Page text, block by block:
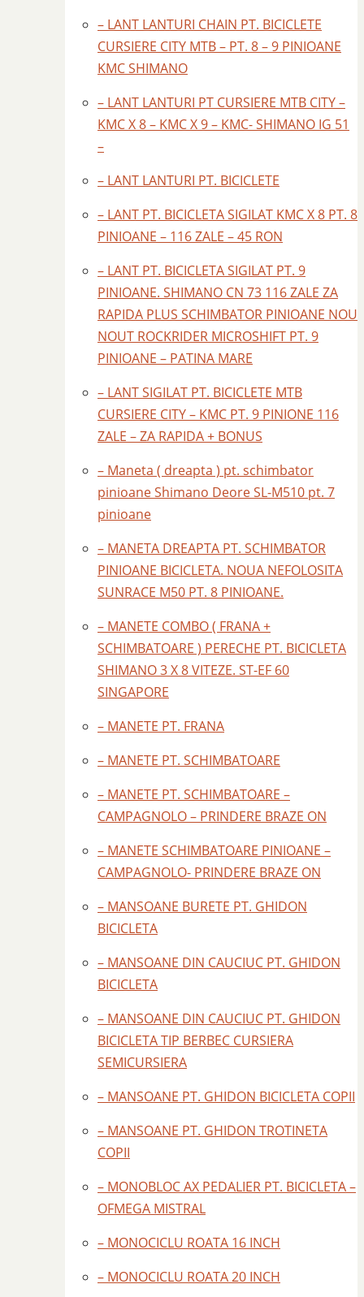
– LANT LANTURI CHAIN PT. BICICLETE
CURSIERE CITY MTB – PT. 8 – 9 PINIOANE
KMC SHIMANO
– LANT LANTURI PT CURSIERE MTB CITY –
KMC X 8 – KMC X 9 – KMC- SHIMANO IG 51
–
– LANT LANTURI PT. BICICLETE
– LANT PT. BICICLETA SIGILAT KMC X 8 PT. 8
PINIOANE – 116 ZALE – 45 RON
– LANT PT. BICICLETA SIGILAT PT. 9
PINIOANE. SHIMANO CN 73 116 ZALE ZA
RAPIDA PLUS SCHIMBATOR PINIOANE NOU
NOUT ROCKRIDER MICROSHIFT PT. 9
PINIOANE – PATINA MARE
– LANT SIGILAT PT. BICICLETE MTB
CURSIERE CITY – KMC PT. 9 PINIONE 116
ZALE – ZA RAPIDA + BONUS
– Maneta ( dreapta ) pt. schimbator
pinioane Shimano Deore SL-M510 pt. 7
pinioane
– MANETA DREAPTA PT. SCHIMBATOR
PINIOANE BICICLETA. NOUA NEFOLOSITA
SUNRACE M50 PT. 8 PINIOANE.
– MANETE COMBO ( FRANA +
SCHIMBATOARE ) PERECHE PT. BICICLETA
SHIMANO 3 X 8 VITEZE. ST-EF 60
SINGAPORE
– MANETE PT. FRANA
– MANETE PT. SCHIMBATOARE
– MANETE PT. SCHIMBATOARE –
CAMPAGNOLO – PRINDERE BRAZE ON
– MANETE SCHIMBATOARE PINIOANE –
CAMPAGNOLO- PRINDERE BRAZE ON
– MANSOANE BURETE PT. GHIDON
BICICLETA
– MANSOANE DIN CAUCIUC PT. GHIDON
BICICLETA
– MANSOANE DIN CAUCIUC PT. GHIDON
BICICLETA TIP BERBEC CURSIERA
SEMICURSIERA
– MANSOANE PT. GHIDON BICICLETA COPII
– MANSOANE PT. GHIDON TROTINETA
COPII
– MONOBLOC AX PEDALIER PT. BICICLETA –
OFMEGA MISTRAL
– MONOCICLU ROATA 16 INCH
– MONOCICLU ROATA 20 INCH